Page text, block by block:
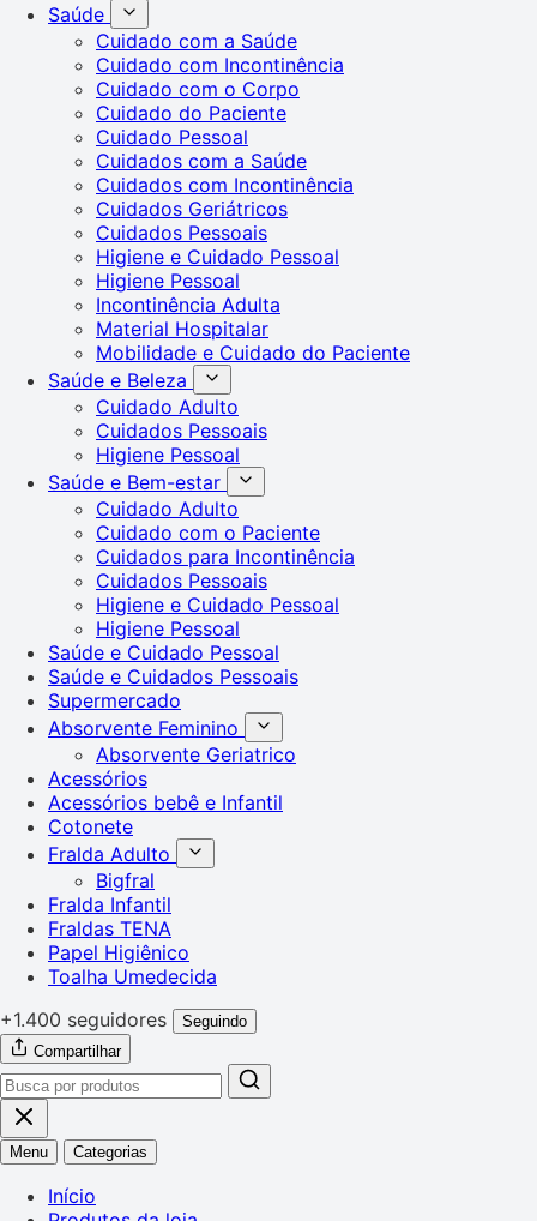
Saúde
Cuidado com a Saúde
Cuidado com Incontinência
Cuidado com o Corpo
Cuidado do Paciente
Cuidado Pessoal
Cuidados com a Saúde
Cuidados com Incontinência
Cuidados Geriátricos
Cuidados Pessoais
Higiene e Cuidado Pessoal
Higiene Pessoal
Incontinência Adulta
Material Hospitalar
Mobilidade e Cuidado do Paciente
Saúde e Beleza
Cuidado Adulto
Cuidados Pessoais
Higiene Pessoal
Saúde e Bem-estar
Cuidado Adulto
Cuidado com o Paciente
Cuidados para Incontinência
Cuidados Pessoais
Higiene e Cuidado Pessoal
Higiene Pessoal
Saúde e Cuidado Pessoal
Saúde e Cuidados Pessoais
Supermercado
Absorvente Feminino
Absorvente Geriatrico
Acessórios
Acessórios bebê e Infantil
Cotonete
Fralda Adulto
Bigfral
Fralda Infantil
Fraldas TENA
Papel Higiênico
Toalha Umedecida
+1.400 seguidores
Seguindo
Compartilhar
Menu Categorias
Início